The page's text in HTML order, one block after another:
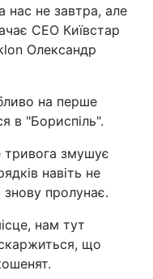
нас не завтра, але
СЕО Київстар
Олександр
на перше
в "Бориспіль".
змушує
навіть не
пролунає.
нам тут
що